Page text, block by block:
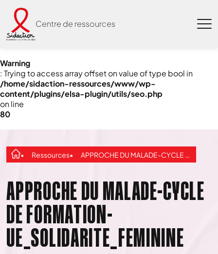
Warning
: Trying to access array offset on value of type bool in
/home/sidaction-ressources/www/wp-
content/plugins/elsa-plugin/utils/seo.php
on line
80
Centre de ressources
Ressources APPROCHE DU MALADE-CYCLE DE FORMATION-UE_SOLIDARITE_FEMININE
APPROCHE DU MALADE-CYCLE
DE FORMATION-
UE_SOLIDARITE_FEMININE